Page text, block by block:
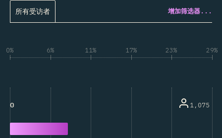
所有受访者 增加筛选器...
0% 6% 11% 17% 23% 29%
0 1,075